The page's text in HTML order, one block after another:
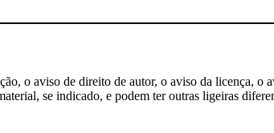
o aviso de direito de autor, o aviso da licença, o
se indicado, e podem ter outras ligeiras